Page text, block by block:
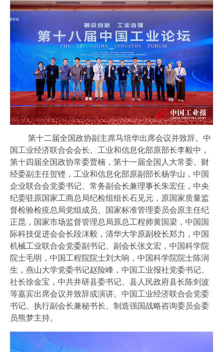
第十二届全国政协副主席马培华出席会议并致辞。中
国工业经济联合会会长、工业和信息化部原部长李毅中，
第十四届全国政协常委贾楠，第十一届全国人大常委、财
经委副主任贺铿，工业和信息化部原副部长杨学山，中国
企业联合会党委书记、常务副会长兼理事长朱宏任，中央
纪委驻原国家工商总局纪检组组长石见元，原国家质量监
督检验检疫总局党组成员、国家标准管理委员会原主任纪
正昆，国家市场监督管理总局原总工程师黄国梁，中国国
际科技促进会会长段洣毅，清华大学原副校长郑力，中国
机械工业联合会党委副书记、副会长张文宏，中国科学院
院士毛明，中国工程院院士刘大响，中国科学院院士陈润
生，燕山大学党委书记赵险峰，中国工业报社党委书记、
社长徐金宝，中共井研县委书记、县人民政府县长陈剑波
等嘉宾出席会议并致辞或演讲。中国工业经济联合会党委
书记、执行副会长兼秘书长、制造强国战略咨询委员会委
员熊梦主持。